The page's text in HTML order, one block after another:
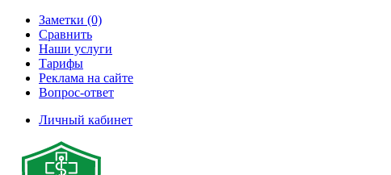
Заметки (0)
Сравнить
Наши услуги
Тарифы
Реклама на сайте
Вопрос-ответ
Личный кабинет